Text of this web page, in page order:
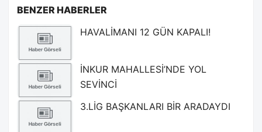
BENZER HABERLER
HAVALİMANI 12 GÜN KAPALI!
İNKUR MAHALLESİ’NDE YOL
SEVİNCİ
3.LİG BAŞKANLARI BİR ARADAYDI